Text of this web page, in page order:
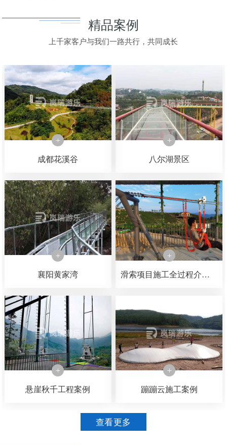
精品案例
上千家客户与我们一路共行，共同成长
成都花溪谷 八尔湖景区
襄阳黄家湾 滑索项目施工全过程介绍，可以了解一下滑索是如何一步一步施工完成的
悬崖秋千工程案例 蹦蹦云施工案例
查看更多